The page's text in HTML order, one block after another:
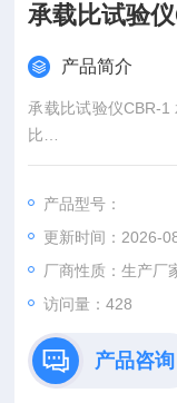
承载比试验
产品简介
承载比试验仪CBR-
比
一、产品简介：
规定的试筒模内压
路面基层，底基层，
器之一。
产品型号：
更新时间：2026-
厂商性质：生产厂
访问量：428
产品咨询